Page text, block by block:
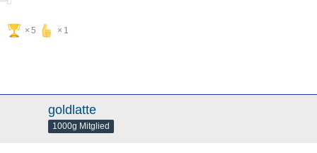
5 1
goldlatte
1000g Mitglied